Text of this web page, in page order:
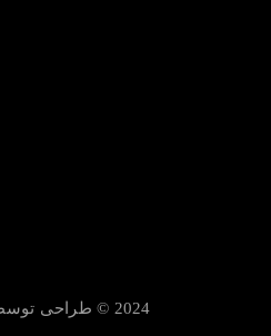
2024 © طراحی توسط